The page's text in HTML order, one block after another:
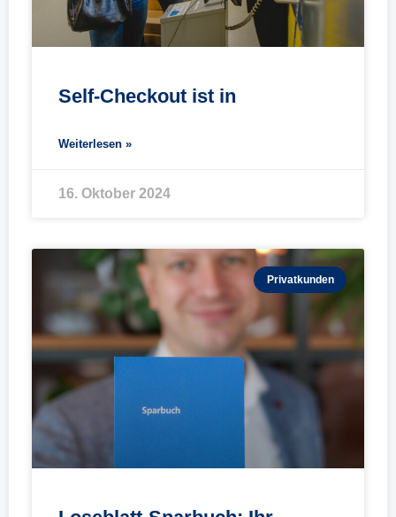
Self-Checkout ist in
Weiterlesen »
16. Oktober 2024
Privatkunden